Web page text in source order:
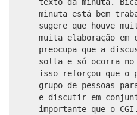
minuta está bem
sugere que houve
muita elaboração em
preocupa que a
solta e só ocorra no
isso reforçou que o
grupo de pessoas
e discutir em
importante que o